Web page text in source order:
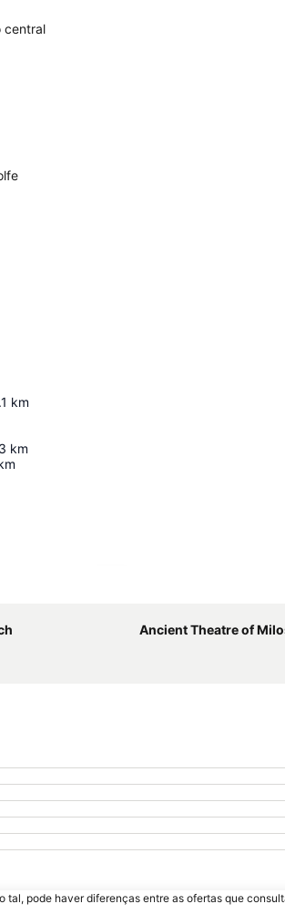
central
km
km
Ancient Theatre of
tal, pode haver diferenças entre as ofertas que